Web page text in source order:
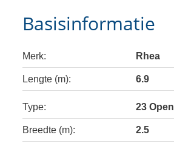
Basisinformatie
Merk: Rhea
Lengte (m): 6.9
Type: 23 Open
Breedte (m): 2.5